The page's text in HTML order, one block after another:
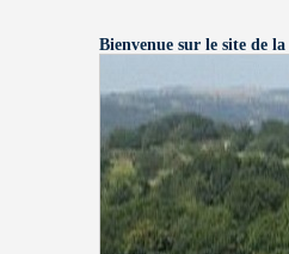
Bienvenue sur le site de